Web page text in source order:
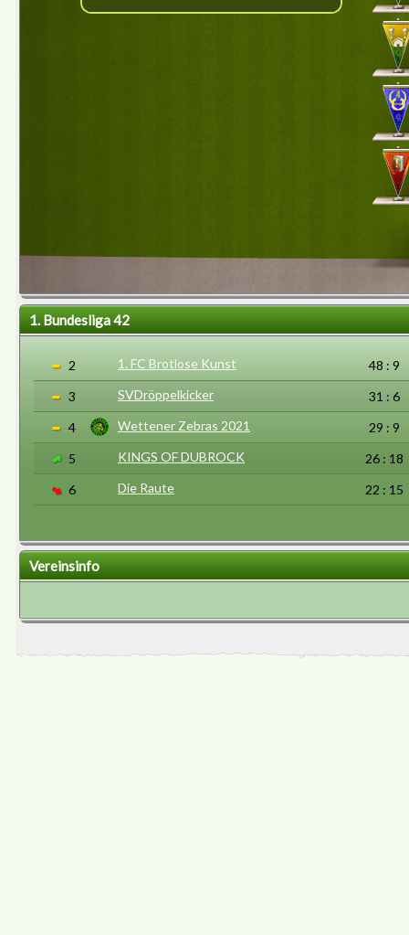
1. Bundesliga 42
2 1. FC Brotlose Kunst
48 : 9
3
SVDröppelkicker
31 : 6
4
Wettener Zebras 2021
29 : 9
5
KINGS OF DUBROCK
26 : 18
6
Die Raute 22 : 15
Vereinsinfo